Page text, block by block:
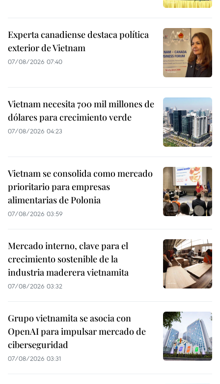
Experta canadiense destaca política
exterior de Vietnam
07/08/2026 07:40
Vietnam necesita 700 mil millones de
dólares para crecimiento verde
07/08/2026 04:23
Vietnam se consolida como mercado
prioritario para empresas
alimentarias de Polonia
07/08/2026 03:59
Mercado interno, clave para el
crecimiento sostenible de la
industria maderera vietnamita
07/08/2026 03:32
Grupo vietnamita se asocia con
OpenAI para impulsar mercado de
ciberseguridad
07/08/2026 03:31